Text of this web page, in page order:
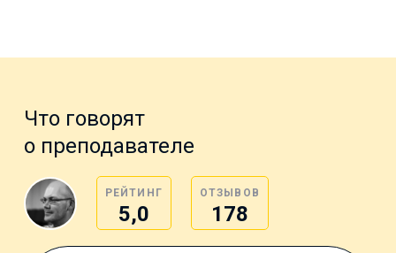
Что говорят
о преподавателе
РЕЙТИНГ
5,0
ОТЗЫВОВ
178